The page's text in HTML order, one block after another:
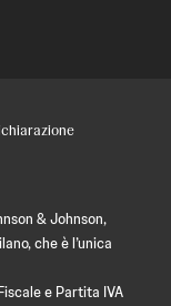
& Johnson,
che è l’unica
e Partita IVA